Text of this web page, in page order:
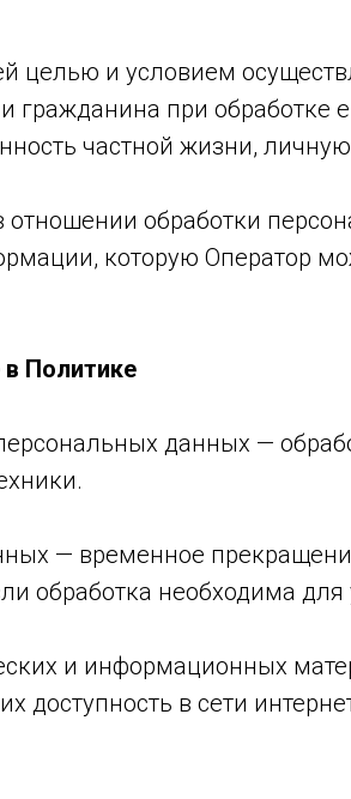
целью и условием
гражданина при обработке
частной жизни,
отношении обработки
которую Оператор
Политике
данных —
— временное
обработка необходима
и информационных
в сети